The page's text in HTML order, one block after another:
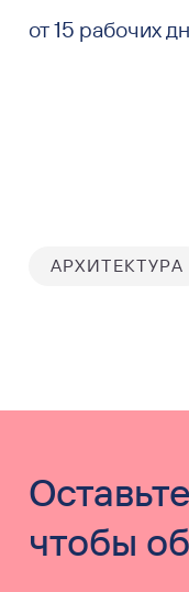
от 15 рабочих
АРХИТЕКТУРА
чтобы